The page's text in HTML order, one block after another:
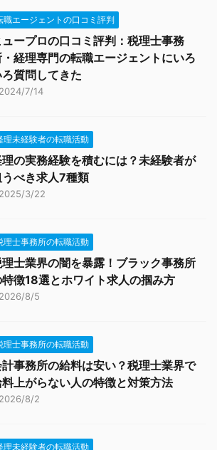
職エージェントの口コミ評判
ュープロの口コミ評判：税理士事務
・経理専門の転職エージェントにいろ
ろ質問してきた
2024/7/14
理未経験者の転職活動
の実務経験を積むには？未経験者が
べき求人7種類
2025/3/22
理士事務所の転職活動
士業界の闇を暴露！ブラック事務所
徴18選とホワイト求人の掴み方
2026/8/5
理士事務所の転職活動
事務所の給料は安い？税理士業界で
上がらない人の特徴と対策方法
2026/8/2
理未経験者の転職活動